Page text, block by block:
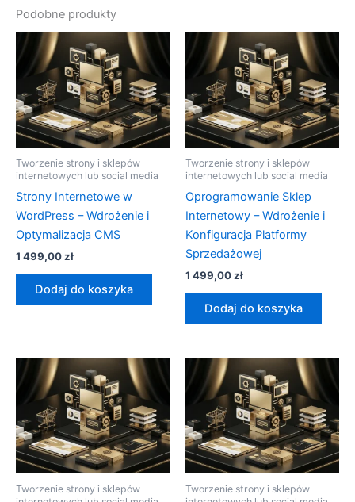
Podobne produkty
Tworzenie strony i sklepów
internetowych lub social media
Strony Internetowe w
WordPress – Wdrożenie i
Optymalizacja CMS
1 499,00zł
Dodaj do koszyka
Tworzenie strony i sklepów
internetowych lub social media
Oprogramowanie Sklep
Internetowy – Wdrożenie i
Konfiguracja Platformy
Sprzedażowej
1 499,00zł
Dodaj do koszyka
Tworzenie strony i sklepów
Tworzenie strony i sklepów